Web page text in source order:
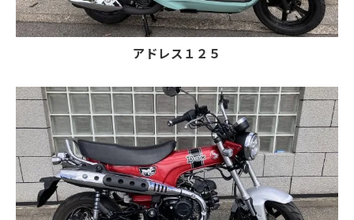
アドレス１２５